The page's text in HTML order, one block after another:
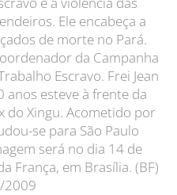
Ele encabeça a
de morte no Pará.
da Campanha
Escravo. Frei Jean
anos esteve à frente da
do Xingu. Acometido por
se para São Paulo
será no dia 14 de
França, em Brasília. (BF)
2009